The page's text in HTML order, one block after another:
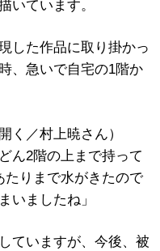
いています。
した作品に取り掛かっ
、急いで自宅の1階か
く／村上暁さん）
ん2階の上まで持って
たりまで水がきたので
いましたね」
ていますが、今後、被